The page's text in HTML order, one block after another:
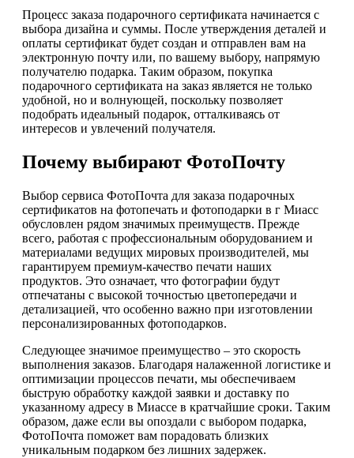
Процесс заказа подарочного сертификата начинается с
выбора дизайна и суммы. После утверждения деталей и
оплаты сертификат будет создан и отправлен вам на
электронную почту или, по вашему выбору, напрямую
получателю подарка. Таким образом, покупка
подарочного сертификата на заказ является не только
удобной, но и волнующей, поскольку позволяет
подобрать идеальный подарок, отталкиваясь от
интересов и увлечений получателя.
Почему выбирают ФотоПочту
Выбор сервиса ФотоПочта для заказа подарочных
сертификатов на фотопечать и фотоподарки в г Миасс
обусловлен рядом значимых преимуществ. Прежде
всего, работая с профессиональным оборудованием и
материалами ведущих мировых производителей, мы
гарантируем премиум-качество печати наших
продуктов. Это означает, что фотографии будут
отпечатаны с высокой точностью цветопередачи и
детализацией, что особенно важно при изготовлении
персонализированных фотоподарков.
Следующее значимое преимущество – это скорость
выполнения заказов. Благодаря налаженной логистике и
оптимизации процессов печати, мы обеспечиваем
быструю обработку каждой заявки и доставку по
указанному адресу в Миассе в кратчайшие сроки. Таким
образом, даже если вы опоздали с выбором подарка,
ФотоПочта поможет вам порадовать близких
уникальным подарком без лишних задержек.